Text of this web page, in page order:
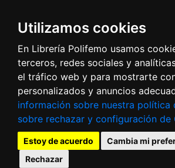
Utilizamos cookies
En Librería Polifemo usamos
terceros, redes sociales y
el tráfico web y para mostrarte
personalizados y anuncios
información sobre nuestra política
sobre rechazar y configuración de
Estoy de acuerdo
Cambia mi
Rechazar